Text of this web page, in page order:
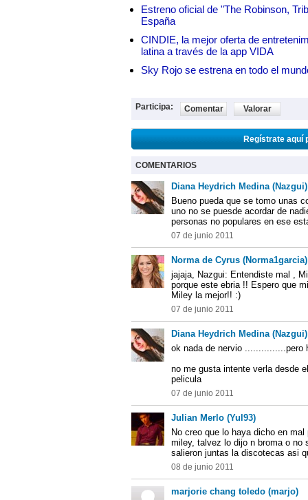
Estreno oficial de "The Robinson,
España
CINDIE, la mejor oferta de
latina a través de la app VIDA
Sky Rojo se estrena en todo el
Participa: Comentar Valorar
Regístrate aquí
COMENTARIOS
Diana Heydrich Medina (Nazgui)
Bueno pueda que se tomo unas
uno no se puesde acordar de
personas no populares en ese
07 de junio 2011
Norma de Cyrus (Norma1garcia)
jajaja, Nazgui: Entendiste mal ,
porque este ebria !! Espero que
Miley la mejor!! :)
07 de junio 2011
Diana Heydrich Medina (Nazgui)
ok nada de nervio ...............pero
no me gusta intente verla desde
pelicula
07 de junio 2011
Julian Merlo (Yul93)
No creo que lo haya dicho en
miley, talvez lo dijo n broma o no
salieron juntas la discotecas asi
08 de junio 2011
marjorie chang toledo (marjo)